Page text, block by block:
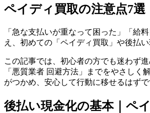
ペイディ買取の注意点7
「急な支払いが重なって困った」「給
え、初めての「ペイディ買取」や後払
この記事では、初心者の方でも迷わず
「悪質業者 回避方法」までをやさし
がつかめ、安心して行動に移せるはずで
後払い現金化の基本｜ペ